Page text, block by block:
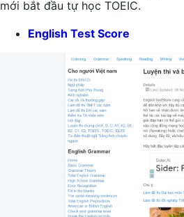
mới bắt đầu tự học TOEIC.
English Test Score